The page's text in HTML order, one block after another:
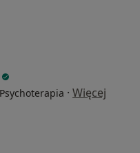
· Więcej